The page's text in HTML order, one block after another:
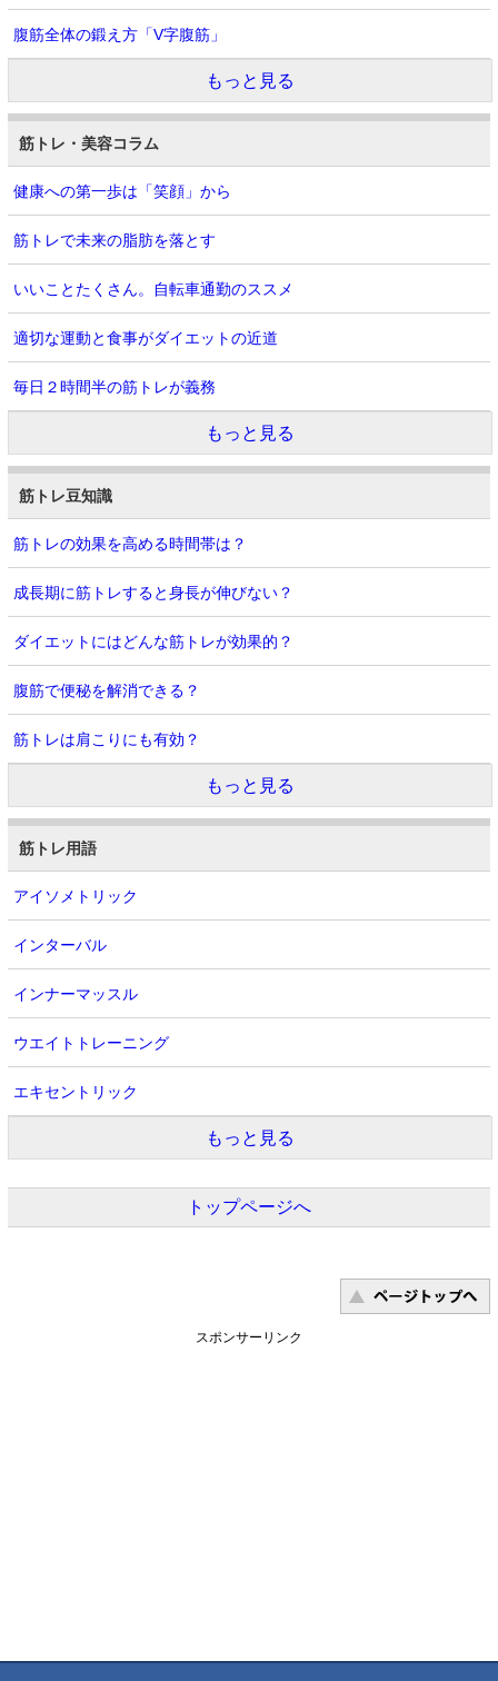
腹筋全体の鍛え方「V字腹筋」
もっと見る
筋トレ・美容コラム
健康への第一歩は「笑顔」から
筋トレで未来の脂肪を落とす
いいことたくさん。自転車通勤のススメ
適切な運動と食事がダイエットの近道
毎日２時間半の筋トレが義務
もっと見る
筋トレ豆知識
筋トレの効果を高める時間帯は？
成長期に筋トレすると身長が伸びない？
ダイエットにはどんな筋トレが効果的？
腹筋で便秘を解消できる？
筋トレは肩こりにも有効？
もっと見る
筋トレ用語
アイソメトリック
インターバル
インナーマッスル
ウエイトトレーニング
エキセントリック
もっと見る
トップページへ
スポンサーリンク